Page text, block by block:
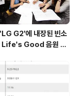
G2'에 내장된 빈소
Life's Good 음원 공